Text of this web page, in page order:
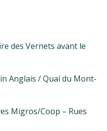
des Vernets avant le
Anglais / Quai du Mont-
Migros/Coop – Rues